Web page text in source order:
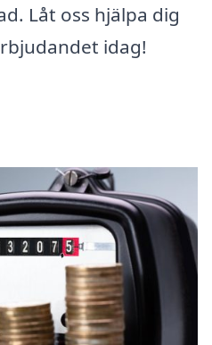
Låt oss hjälpa dig
idag!